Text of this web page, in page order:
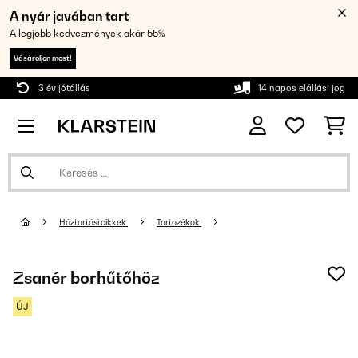
A nyár javában tart
A legjobb kedvezmények akár 55%
Vásároljon most!
3 év jótállás 14 napos elállási jog
Háztartási cikkek Tartozékok
Zsanér borhűtőhöz
ÚJ